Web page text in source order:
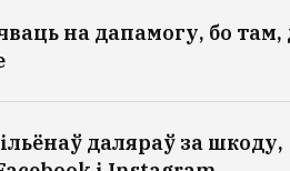
на дапамогу, бо там,
даляраў за шкоду,